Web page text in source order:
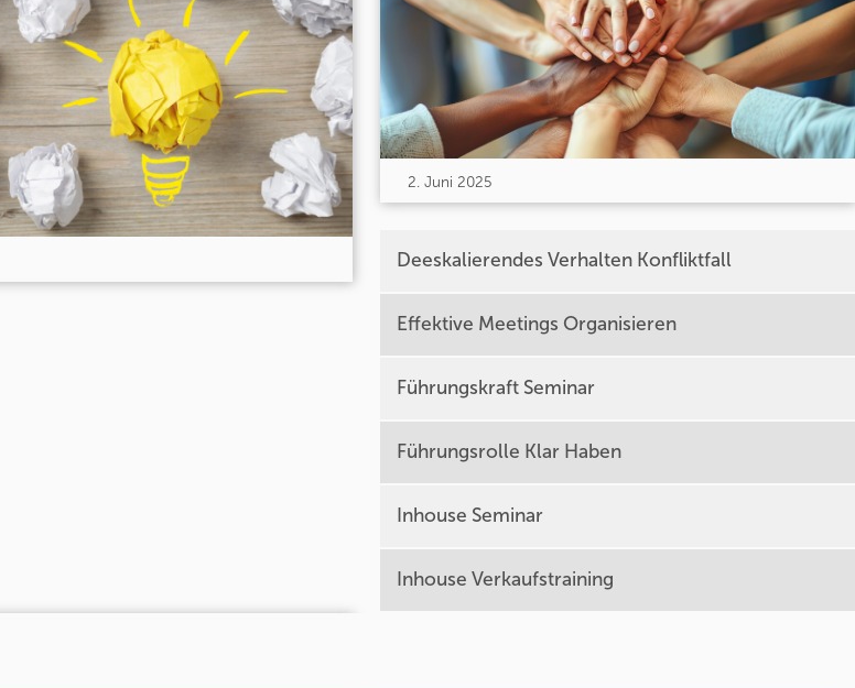
2. Juni 2025
Deeskalierendes Verhalten Konfliktfall
Effektive Meetings Organisieren
Führungskraft Seminar
Führungsrolle Klar Haben
Inhouse Seminar
Inhouse Verkaufstraining